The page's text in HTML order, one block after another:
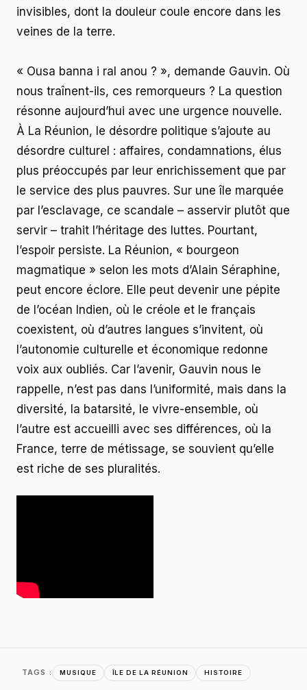
invisibles, dont la douleur coule encore dans les
veines de la terre.
« Ousa banna i ral anou ? », demande Gauvin. Où
nous traînent-ils, ces remorqueurs ? La question
résonne aujourd’hui avec une urgence nouvelle.
À La Réunion, le désordre politique s’ajoute au
désordre culturel : affaires, condamnations, élus
plus préoccupés par leur enrichissement que par
le service des plus pauvres. Sur une île marquée
par l’esclavage, ce scandale – asservir plutôt que
servir – trahit l’héritage des luttes. Pourtant,
l’espoir persiste. La Réunion, « bourgeon
magmatique » selon les mots d’Alain Séraphine,
peut encore éclore. Elle peut devenir une pépite
de l’océan Indien, où le créole et le français
coexistent, où d’autres langues s’invitent, où
l’autonomie culturelle et économique redonne
voix aux oubliés. Car l’avenir, Gauvin nous le
rappelle, n’est pas dans l’uniformité, mais dans la
diversité, la batarsité, le vivre-ensemble, où
l’autre est accueilli avec ses différences, où la
France, terre de métissage, se souvient qu’elle
est riche de ses pluralités.
TAGS : MUSIQUE ÎLE DE LA RÉUNION HISTOIRE